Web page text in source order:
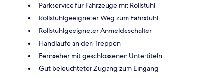
Parkservice für Fahrzeuge mit Rollstuhl
Rollstuhlgeeigneter Weg zum Fahrstuhl
Rollstuhlgeeigneter Anmeldeschalter
Handläufe an den Treppen
Fernseher mit geschlossenen Untertiteln
Gut beleuchteter Zugang zum Eingang